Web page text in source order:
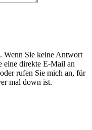
Wenn Sie keine Antwort
eine direkte E-Mail an
rufen Sie mich an, für
mal down ist.